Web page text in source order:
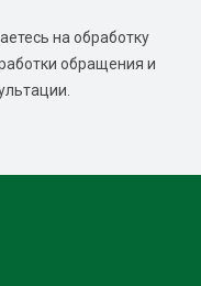
на обработку
обращения и